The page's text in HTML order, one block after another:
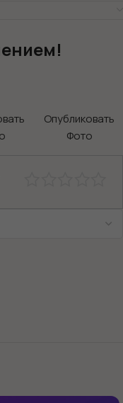
Опубликовать
Фото